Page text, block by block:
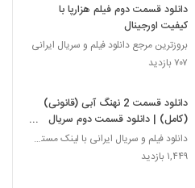
دانلود قسمت دوم فیلم هزارپا با
کیفیت اورجینال
بروزترین مرجع دانلود فیلم و سریال ایرانی
۷۰۷ بازدید
دانلود قسمت 2 نهنگ آبی (قانونی)
(کامل) | دانلود قسمت دوم سریال
نهنگ آبی (online)(رایگان)
دانلود فیلم و سریال ایرانی با لینک مستقیم
۱,۴۴۹ بازدید